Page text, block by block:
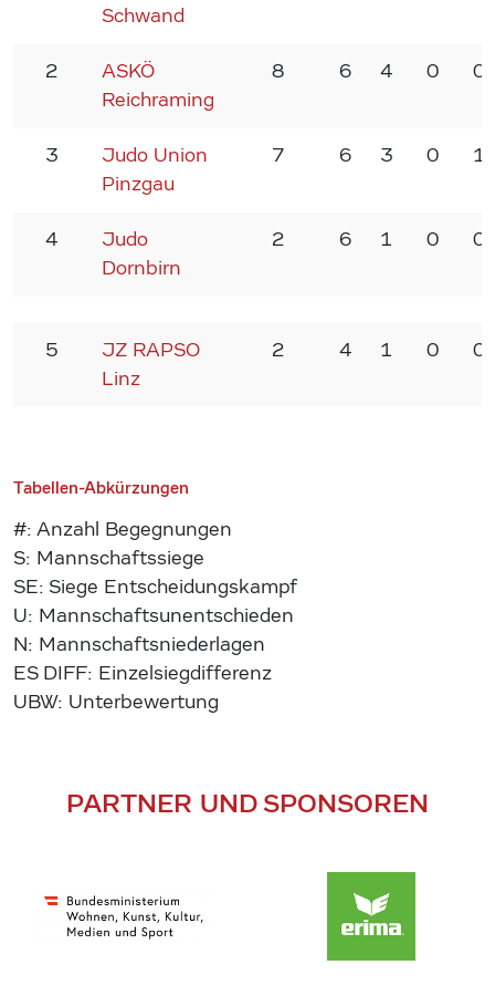
Schwand
2
ASKÖ
Reichraming
8 6 4 0 0
3
Judo Union
Pinzgau
7 6 3 0 1
4
Judo
Dornbirn
2 6 1 0 0
5
JZ RAPSO
Linz
2 4 1 0 0
Tabellen-Abkürzungen
#: Anzahl Begegnungen
S: Mannschaftssiege
SE: Siege Entscheidungskampf
U: Mannschaftsunentschieden
N: Mannschaftsniederlagen
ES DIFF: Einzelsiegdifferenz
UBW: Unterbewertung
PARTNER UND SPONSOREN